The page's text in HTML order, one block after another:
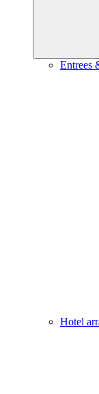
Entrees
Hotel